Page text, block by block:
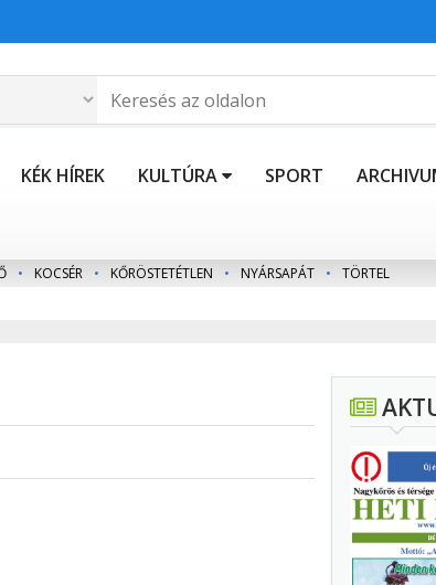
KÉK HÍREK KULTÚRA SPORT
• KOCSÉR • KŐRÖSTETÉTLEN • NYÁRSAPÁT • TÖRTEL